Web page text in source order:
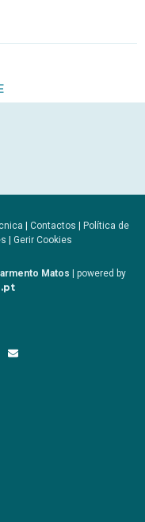
| Contactos | Política de
| Gerir Cookies
Matos | powered by